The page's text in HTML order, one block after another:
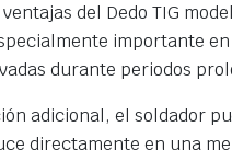
del Dedo TIG
importante
durante periodos
adicional, el soldador
directamente en una